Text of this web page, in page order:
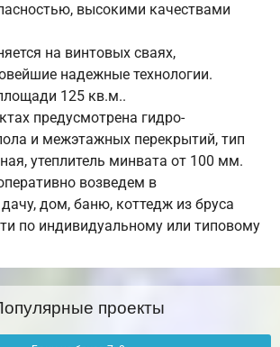
высокими качествами
на винтовых сваях,
надежные технологии.
125 кв.м..
предусмотрена гидро-
и межэтажных перекрытий, тип
утеплитель минвата от 100 мм.
возведем в
дом, баню, коттедж из бруса
по индивидуальному или типовому
проекты